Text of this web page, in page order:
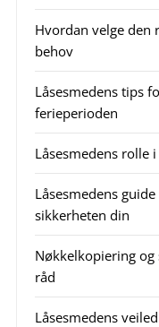
Hvordan velge den
behov
Låsesmedens tips
ferieperioden
Låsesmedens rolle
Låsesmedens
sikkerheten din
Nøkkelkopiering og
råd
Låsesmedens